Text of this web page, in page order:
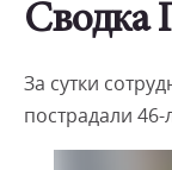
Сводка
За сутки
пострадали